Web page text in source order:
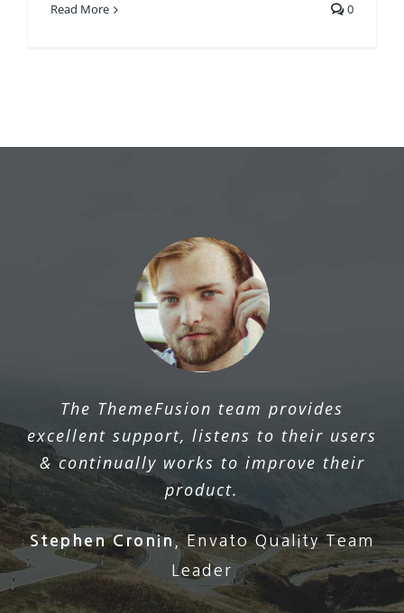
Read More 0
The ThemeFusion team provides
excellent support, listens to their users
& continually works to improve their
product.
Stephen Cronin,Envato Quality Team
Leader